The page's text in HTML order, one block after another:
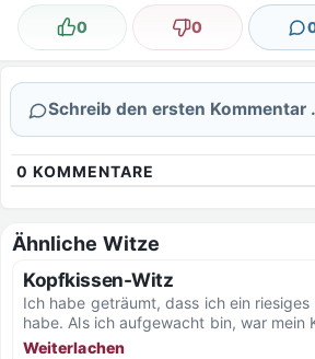
Lustig
0 Nicht lustig
0
Schreib den ersten Kommentar
0 KOMMENTARE
Ähnliche Witze
Kopfkissen-Witz
Ich habe geträumt, dass ich ein
habe. Als ich aufgewacht bin, war mein
Weiterlachen